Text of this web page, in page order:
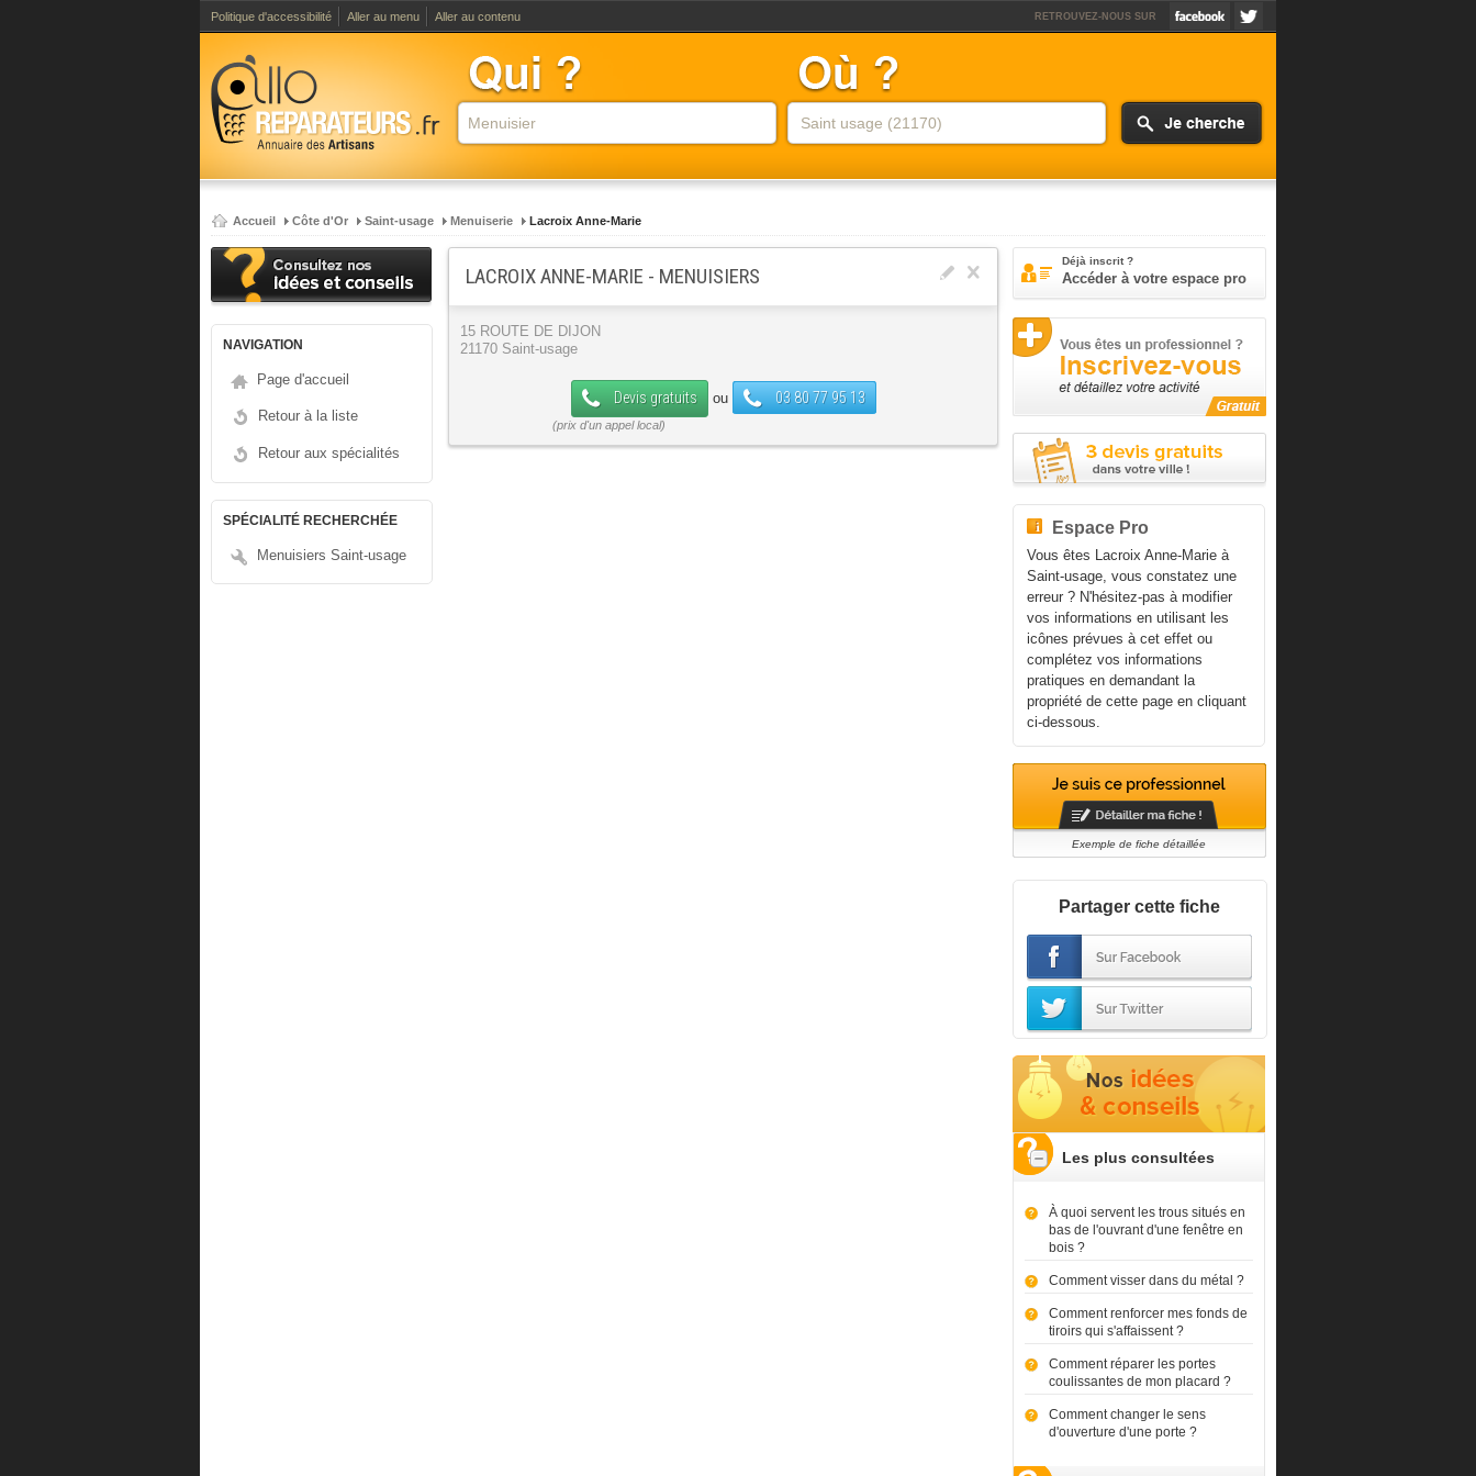
Politique d'accessibilité Aller au menu Aller au contenu RETROUVEZ-NOUS SUR
Accueil Côte d'Or Saint-usage Menuiserie Lacroix Anne-Marie
NAVIGATION
Page d'accueil
Retour à la liste
Retour aux spécialités
SPÉCIALITÉ RECHERCHÉE
Menuisiers Saint-usage
LACROIX ANNE-MARIE - MENUISIERS
15 ROUTE DE DIJON
21170 Saint-usage
Devis gratuits ou 03 80 77 95 13
Déjà inscrit ?
Accéder à votre espace pro
Espace Pro
Vous êtes Lacroix Anne-Marie à
Saint-usage, vous constatez une
erreur ? N'hésitez-pas à modifier
vos informations en utilisant les
icônes prévues à cet effet ou
complétez vos informations
pratiques en demandant la
propriété de cette page en cliquant
ci-dessous.
Exemple de fiche détaillée
Partager cette fiche
Les plus consultées
À quoi servent les trous situés en
bas de l'ouvrant d'une fenêtre en
bois ?
Comment visser dans du métal ?
Comment renforcer mes fonds de
tiroirs qui s'affaissent ?
Comment réparer les portes
coulissantes de mon placard ?
Comment changer le sens
d'ouverture d'une porte ?